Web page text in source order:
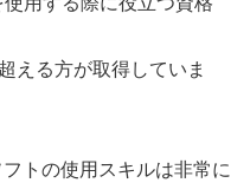
える方が取得していま
トの使用スキルは非常に